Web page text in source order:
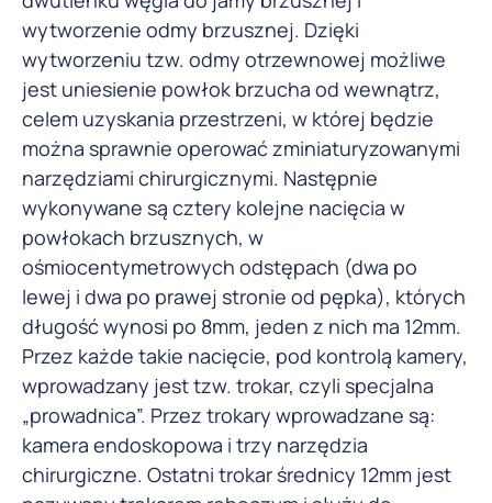
wytworzenie odmy brzusznej. Dzięki
wytworzeniu tzw. odmy otrzewnowej możliwe
jest uniesienie powłok brzucha od wewnątrz,
celem uzyskania przestrzeni, w której będzie
można sprawnie operować zminiaturyzowanymi
narzędziami chirurgicznymi. Następnie
wykonywane są cztery kolejne nacięcia w
powłokach brzusznych, w
ośmiocentymetrowych odstępach (dwa po
lewej i dwa po prawej stronie od pępka), których
długość wynosi po 8mm, jeden z nich ma 12mm.
Przez każde takie nacięcie, pod kontrolą kamery,
wprowadzany jest tzw. trokar, czyli specjalna
„prowadnica”. Przez trokary wprowadzane są:
kamera endoskopowa i trzy narzędzia
chirurgiczne. Ostatni trokar średnicy 12mm jest